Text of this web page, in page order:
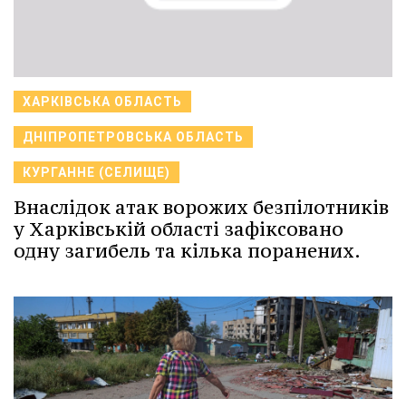
ХАРКІВСЬКА ОБЛАСТЬ
ДНІПРОПЕТРОВСЬКА ОБЛАСТЬ
КУРГАННЕ (СЕЛИЩЕ)
Внаслідок атак ворожих безпілотників
у Харківській області зафіксовано
одну загибель та кілька поранених.